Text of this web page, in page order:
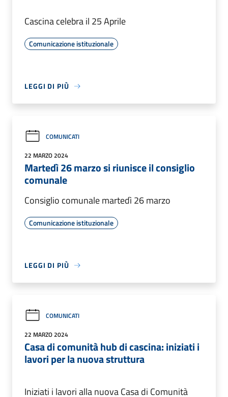
Cascina celebra il 25 Aprile
Comunicazione istituzionale
LEGGI DI PIÙ
COMUNICATI
22 MARZO 2024
Martedì 26 marzo si riunisce il consiglio
comunale
Consiglio comunale martedì 26 marzo
Comunicazione istituzionale
LEGGI DI PIÙ
COMUNICATI
22 MARZO 2024
Casa di comunità hub di cascina: iniziati i
lavori per la nuova struttura
Iniziati i lavori alla nuova Casa di Comunità